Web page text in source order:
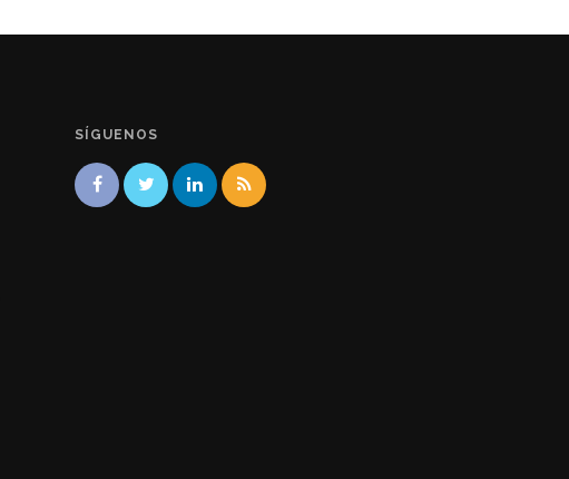
SÍGUENOS